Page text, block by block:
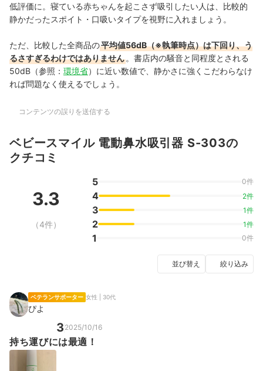
低評価に。寝ている赤ちゃんを起こさず吸引したい人は、比較的
静かだったスポイト・口吸いタイプを視野に入れましょう。
ただ、比較した全商品の平均値56dB（※執筆時点）は下回り、う
るさすぎるわけではありません 。書店内の騒音と同程度とされる
50dB（参照： 環境省）に近い数値で、静かさに強くこだわらなけ
れば問題なく使えるでしょう。
コンテンツの誤りを送信する
ベビースマイル 電動鼻水吸引器 S-303の
クチコミ
3.3
（4件）
5 0件
4 2件
3 1件
2 1件
1 0件
並び替え 絞り込み
ベテランサポーター 女性 | 30代
ぴよ
3 2025/10/16
持ち運びには最適！